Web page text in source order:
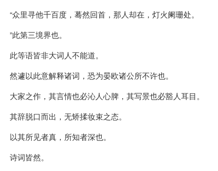
“众里寻他千百度，蓦然回首，那人却在，灯火阑珊处。
”此第三境界也。
此等语皆非大词人不能道。
然遽以此意解释诸词，恐为晏欧诸公所不许也。
大家之作，其言情也必沁人心脾，其写景也必豁人耳目。
其辞脱口而出，无矫揉妆束之态。
以其所见者真，所知者深也。
诗词皆然。